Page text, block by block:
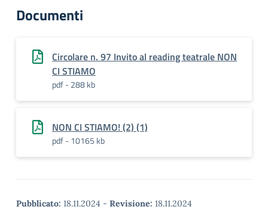
Documenti
Circolare n. 97 Invito al reading teatrale NON
CI STIAMO
pdf - 288 kb
NON CI STIAMO! (2) (1)
pdf - 10165 kb
Pubblicato: 18.11.2024 - Revisione: 18.11.2024